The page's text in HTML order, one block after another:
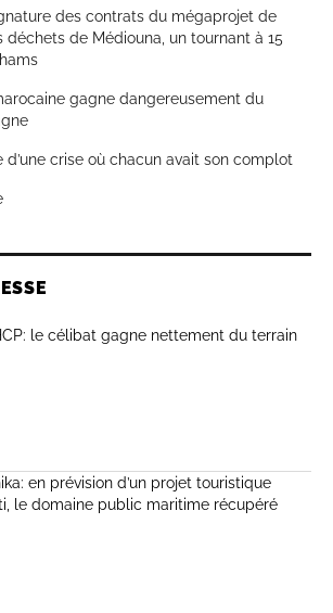
des contrats du mégaprojet de
déchets de Médiouna, un tournant à 15
gagne dangereusement du
d’une crise où chacun avait son complot
le célibat gagne nettement du terrain
en prévision d’un projet touristique
le domaine public maritime récupéré